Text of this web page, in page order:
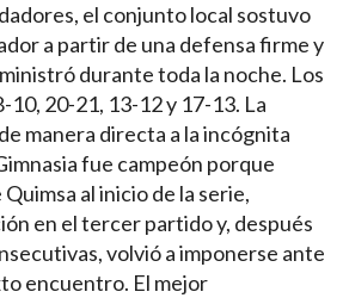
el conjunto local sostuvo
a partir de una defensa firme y
durante toda la noche. Los
20-21, 13-12 y 17-13. La
manera directa a la incógnita
fue campeón porque
al inicio de la serie,
en el tercer partido y, después
volvió a imponerse ante
encuentro. El mejor